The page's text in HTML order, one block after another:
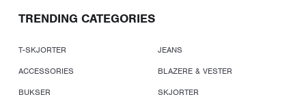
TRENDING CATEGORIES
T-SKJORTER
JEANS
ACCESSORIES
BLAZERE & VESTER
BUKSER
SKJORTER